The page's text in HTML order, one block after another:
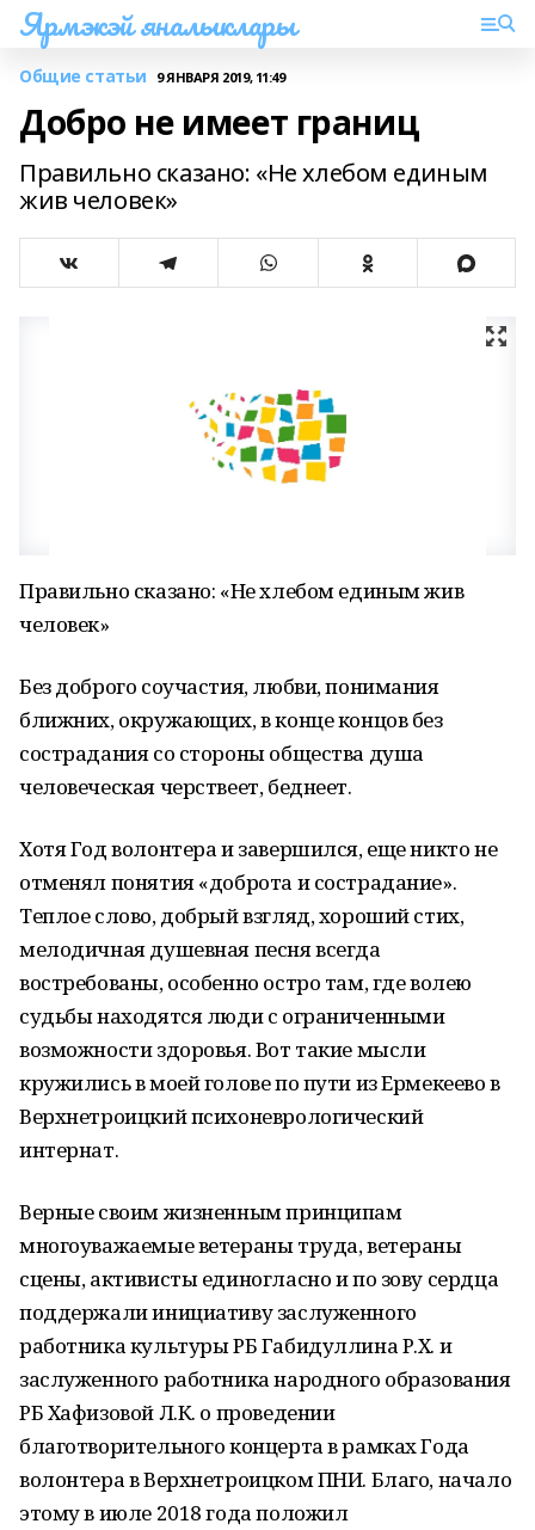
Ярмэкэй яналыклары
Общие статьи 9 ЯНВАРЯ 2019, 11:49
Добро не имеет границ
Правильно сказано: «Не хлебом единым
жив человек»
Правильно сказано: «Не хлебом единым жив
человек»
Без доброго соучастия, любви, понимания
ближних, окружающих, в конце концов без
сострадания со стороны общества душа
человеческая черствеет, беднеет.
Хотя Год волонтера и завершился, еще никто не
отменял понятия «доброта и сострадание».
Теплое слово, добрый взгляд, хороший стих,
мелодичная душевная песня всегда
востребованы, особенно остро там, где волею
судьбы находятся люди с ограниченными
возможности здоровья. Вот такие мысли
кружились в моей голове по пути из Ермекеево в
Верхнетроицкий психоневрологический
интернат.
Верные своим жизненным принципам
многоуважаемые ветераны труда, ветераны
сцены, активисты единогласно и по зову сердца
поддержали инициативу заслуженного
работника культуры РБ Габидуллина Р.Х. и
заслуженного работника народного образования
РБ Хафизовой Л.К. о проведении
благотворительного концерта в рамках Года
волонтера в Верхнетроицком ПНИ. Благо, начало
этому в июле 2018 года положил